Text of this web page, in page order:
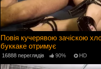
Повія кучерявою зачіскою
буккаке отримує
16888 переглядів 90% HD